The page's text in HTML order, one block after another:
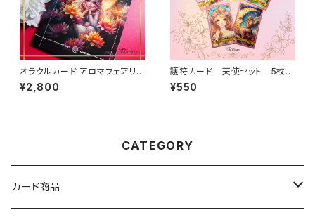
オラクルカード アロマフェアリ
ー マスターBOOK
¥2,800
護符カード 天使セット 5枚セ
ット
¥550
CATEGORY
カード商品